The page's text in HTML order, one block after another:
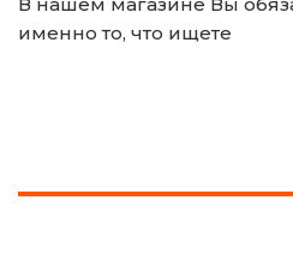
именно то, что ищете